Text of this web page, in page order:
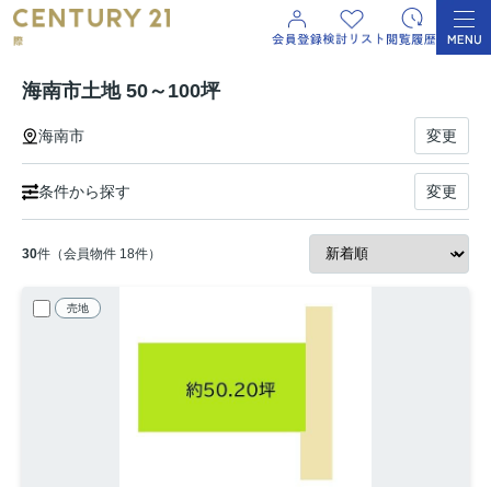
海南市土地 50～100坪
海南市 変更
条件から探す 変更
30件（会員物件 18件）
売地